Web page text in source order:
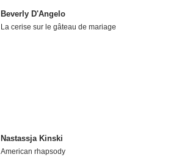
Beverly D'Angelo
La cerise sur le gâteau de mariage
Nastassja Kinski
American rhapsody